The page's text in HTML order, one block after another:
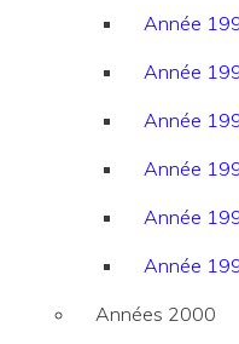
Année
Année
Année
Année
Année
Année
Années 2000